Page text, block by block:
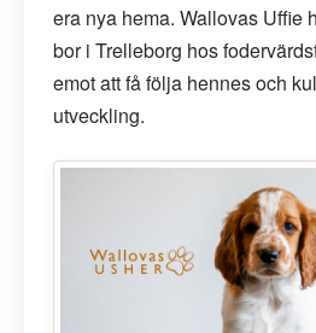
era nya hema. Wallovas Uffie
bor i Trelleborg hos
emot att få följa hennes och
utveckling.